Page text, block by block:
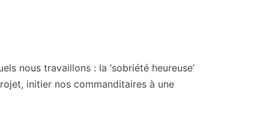
nous travaillons : la ‘sobriété heureuse’
initier nos commanditaires à une